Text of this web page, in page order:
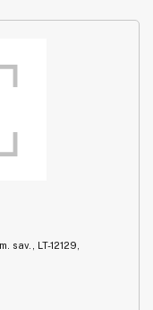
sav., LT-12129,